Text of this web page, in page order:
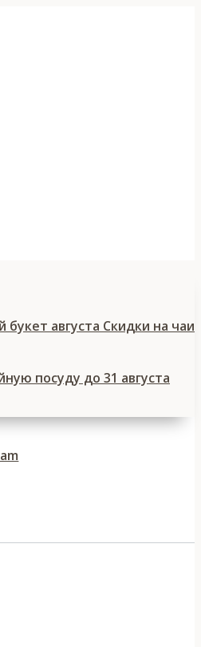
августа Скидки на чаи
посуду до 31 августа